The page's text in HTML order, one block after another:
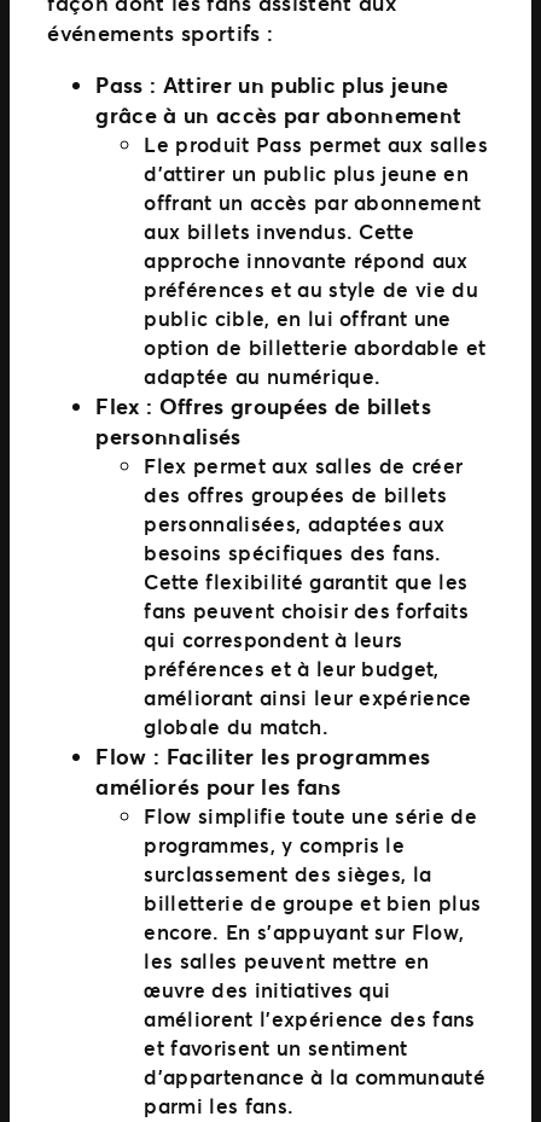
événements sportifs :
Pass : Attirer un public plus jeune
grâce à un accès par abonnement
Le produit Pass permet aux salles
d’attirer un public plus jeune en
offrant un accès par abonnement
aux billets invendus. Cette
approche innovante répond aux
préférences et au style de vie du
public cible, en lui offrant une
option de billetterie abordable et
adaptée au numérique.
Flex : Offres groupées de billets
personnalisés
Flex permet aux salles de créer
des offres groupées de billets
personnalisées, adaptées aux
besoins spécifiques des fans.
Cette flexibilité garantit que les
fans peuvent choisir des forfaits
qui correspondent à leurs
préférences et à leur budget,
améliorant ainsi leur expérience
globale du match.
Flow : Faciliter les programmes
améliorés pour les fans
Flow simplifie toute une série de
programmes, y compris le
surclassement des sièges, la
billetterie de groupe et bien plus
encore. En s’appuyant sur Flow,
les salles peuvent mettre en
œuvre des initiatives qui
améliorent l’expérience des fans
et favorisent un sentiment
d’appartenance à la communauté
parmi les fans.